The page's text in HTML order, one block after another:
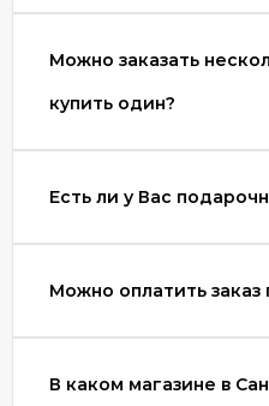
Можно заказать
купить один?
Есть ли у Вас
Можно оплатить заказ
В каком магазине в